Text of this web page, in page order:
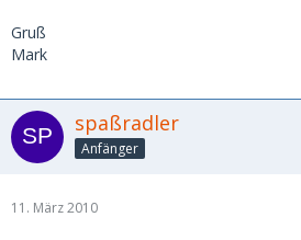
Gruß
Mark
spaßradler
Anfänger
11. März 2010